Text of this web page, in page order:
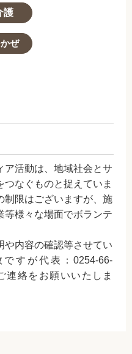
護
ぜ
ア活動は、地域社会とサ
なぐものと捉えていま
制限はございますが、施
等様々な場面でボランテ
や内容の確認等させてい
すが代表：0254-66-
連絡をお願いいたしま